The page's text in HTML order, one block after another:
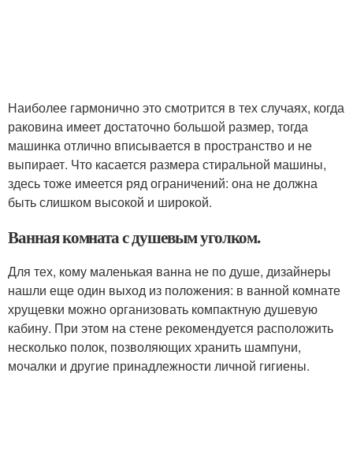
Наиболее гармонично это смотрится в тех случаях, когда
раковина имеет достаточно большой размер, тогда
машинка отлично вписывается в пространство и не
выпирает. Что касается размера стиральной машины,
здесь тоже имеется ряд ограничений: она не должна
быть слишком высокой и широкой.
Ванная комната с душевым уголком.
Для тех, кому маленькая ванна не по душе, дизайнеры
нашли еще один выход из положения: в ванной комнате
хрущевки можно организовать компактную душевую
кабину. При этом на стене рекомендуется расположить
несколько полок, позволяющих хранить шампуни,
мочалки и другие принадлежности личной гигиены.